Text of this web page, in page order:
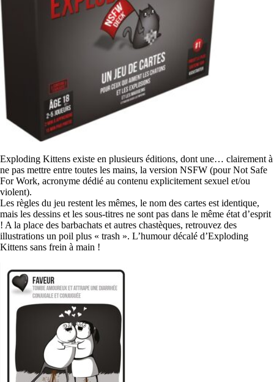
Exploding Kittens existe en plusieurs éditions, dont une… clairement à
ne pas mettre entre toutes les mains, la version NSFW (pour Not Safe
For Work, acronyme dédié au contenu explicitement sexuel et/ou
violent).
Les règles du jeu restent les mêmes, le nom des cartes est identique,
mais les dessins et les sous-titres ne sont pas dans le même état d’esprit
! A la place des barbachats et autres chastèques, retrouvez des
illustrations un poil plus « trash ». L’humour décalé d’Exploding
Kittens sans frein à main !